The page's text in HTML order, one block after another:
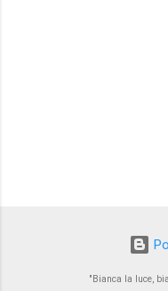
"Bianca la luce,